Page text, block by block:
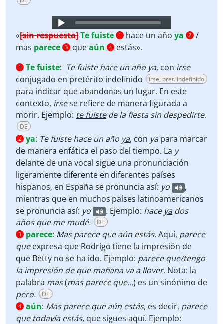
Audio
Player
«[sin respuesta]Te fuiste 1 hace un año ya 2 /
mas parece 3 queaún 4 estás».
1 Te fuiste: Te fuistehace un año ya, con irse
conjugado en pretérito indefinido
irse, pret. indefinido
para indicar que abandonas un lugar. En este
contexto, irsese refiere de manera figurada a
morir. Ejemplo: te fuistede la fiesta sin despedirte.
DE
2 ya: Te fuiste hace un año ya, con yapara marcar
de manera enfática el paso del tiempo. La y
delante de una vocal sigue una pronunciación
ligeramente diferente en diferentes países
hispanos, en España se pronuncia así: yo
,
mientras que en muchos países latinoamericanos
se pronuncia así: yo . Ejemplo: hace yados
años que me mudé.
DE
3 parece: Maspareceque aún estás.Aquí, parece
queexpresa que Rodrigo tiene la impresión de
que Betty no se ha ido. Ejemplo: parece que/tengo
la impresión de que mañana va a llover. Nota: la
palabra mas(masparece que…) es un sinónimo de
pero.
DE
4 aún: Mas parece queaún estás, es decir, parece
que todavíaestás, que sigues aquí. Ejemplo: